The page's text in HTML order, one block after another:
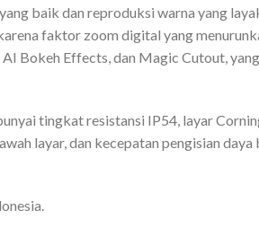
baik dan reproduksi warna yang
faktor zoom digital yang
Bokeh Effects, dan Magic Cutout,
tingkat resistansi IP54, layar
layar, dan kecepatan pengisian